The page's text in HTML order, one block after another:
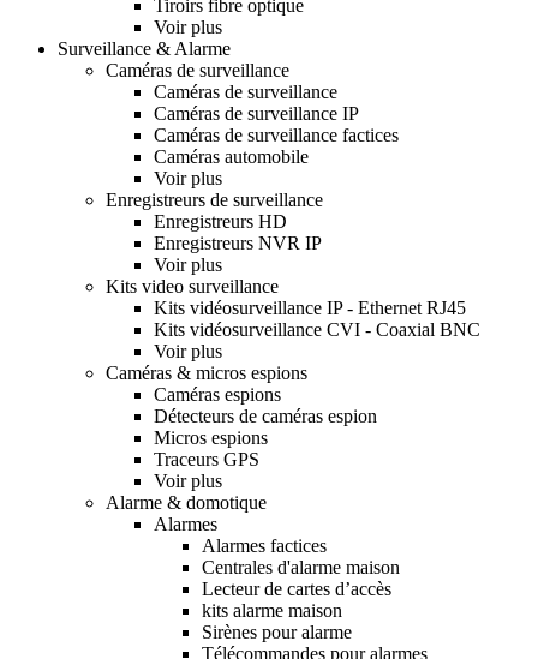
Tiroirs fibre optique
Voir plus
Surveillance & Alarme
Caméras de surveillance
Caméras de surveillance
Caméras de surveillance IP
Caméras de surveillance factices
Caméras automobile
Voir plus
Enregistreurs de surveillance
Enregistreurs HD
Enregistreurs NVR IP
Voir plus
Kits video surveillance
Kits vidéosurveillance IP - Ethernet RJ45
Kits vidéosurveillance CVI - Coaxial BNC
Voir plus
Caméras & micros espions
Caméras espions
Détecteurs de caméras espion
Micros espions
Traceurs GPS
Voir plus
Alarme & domotique
Alarmes
Alarmes factices
Centrales d'alarme maison
Lecteur de cartes d’accès
kits alarme maison
Sirènes pour alarme
Télécommandes pour alarmes